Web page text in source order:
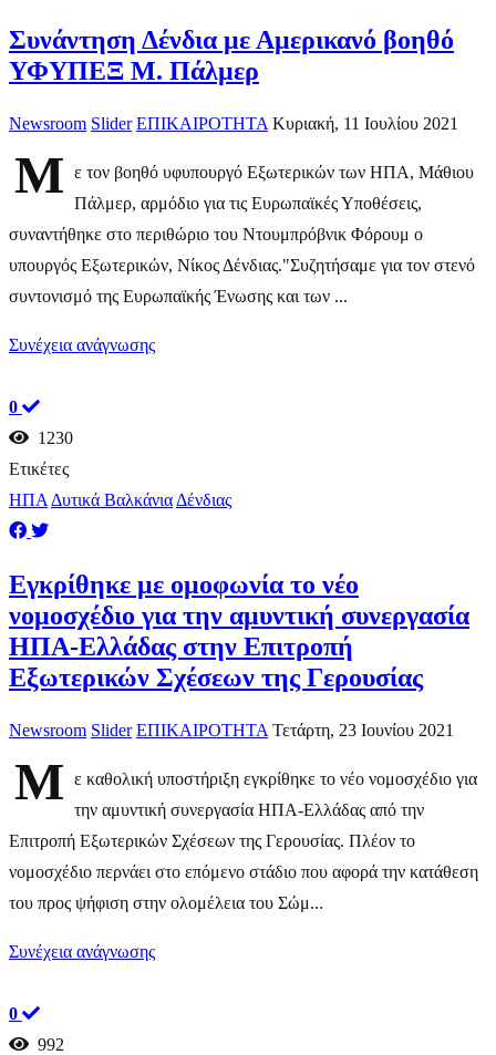
Συνάντηση Δένδια με Αμερικανό βοηθό
ΥΦΥΠΕΞ Μ. Πάλμερ
Newsroom Slider ΕΠΙΚΑΙΡΟΤΗΤΑ Κυριακή, 11 Ιουλίου 2021
M
ε τον βοηθό υφυπουργό Εξωτερικών των ΗΠΑ, Μάθιου
Πάλμερ, αρμόδιο για τις Ευρωπαϊκές Υποθέσεις,
συναντήθηκε στο περιθώριο του Ντουμπρόβνικ Φόρουμ ο
υπουργός Εξωτερικών, Νίκος Δένδιας."Συζητήσαμε για τον στενό
συντονισμό της Ευρωπαϊκής Ένωσης και των ...
Συνέχεια ανάγνωσης
0
1230
Ετικέτες
ΗΠΑ Δυτικά Βαλκάνια Δένδιας
Εγκρίθηκε με ομοφωνία το νέο
νομοσχέδιο για την αμυντική συνεργασία
ΗΠΑ-Ελλάδας στην Επιτροπή
Εξωτερικών Σχέσεων της Γερουσίας
Newsroom Slider ΕΠΙΚΑΙΡΟΤΗΤΑ Τετάρτη, 23 Ιουνίου 2021
Μ
ε καθολική υποστήριξη εγκρίθηκε το νέο νομοσχέδιο για
την αμυντική συνεργασία ΗΠΑ-Ελλάδας από την
Επιτροπή Εξωτερικών Σχέσεων της Γερουσίας. Πλέον το
νομοσχέδιο περνάει στο επόμενο στάδιο που αφορά την κατάθεση
του προς ψήφιση στην ολομέλεια του Σώμ...
Συνέχεια ανάγνωσης
0
992